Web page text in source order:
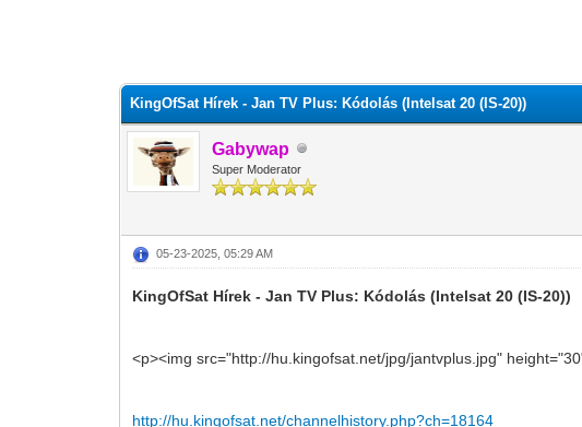
KingOfSat Hírek - Jan TV Plus: Kódolás (Intelsat 20 (IS-20))
Gabywap
Super Moderator
05-23-2025, 05:29 AM
KingOfSat Hírek - Jan TV Plus: Kódolás (Intelsat 20 (IS-20))
<p><img src="http://hu.kingofsat.net/jpg/jantvplus.jpg"
http://hu.kingofsat.net/channelhistory.php?ch=18164